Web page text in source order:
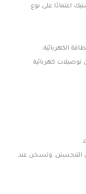
اعتمادًا على نوع
الكهربائية.
توصيلات كهربائية
التنجستن، وتسخن عند